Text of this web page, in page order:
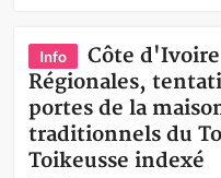
Info
Côte
Régionales,
portes de la
traditionnels du
Toikeusse indexé